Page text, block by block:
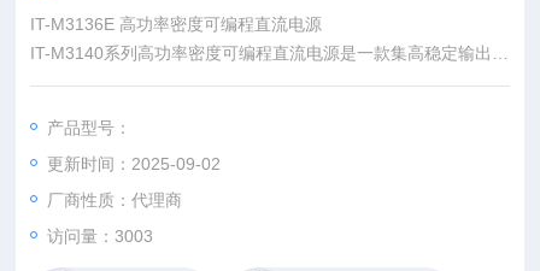
IT-M3136E 高功率密度可编程直流电源
IT-M3140系列高功率密度可编程直流电源是一款集高稳定输出、
高速动态响应（&amp;amp;lt;1ms）、9种保护功能以及LIST编
产品型号：
更新时间：2025-09-02
厂商性质：代理商
访问量：3003